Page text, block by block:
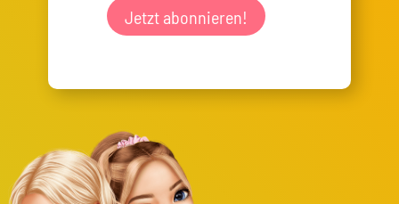
Jetzt abonnieren!